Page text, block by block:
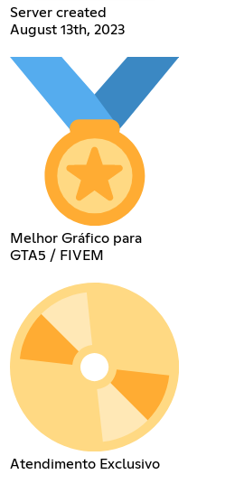
Server created
August 13th, 2023
Melhor Gráfico para
GTA5 / FIVEM
Atendimento Exclusivo